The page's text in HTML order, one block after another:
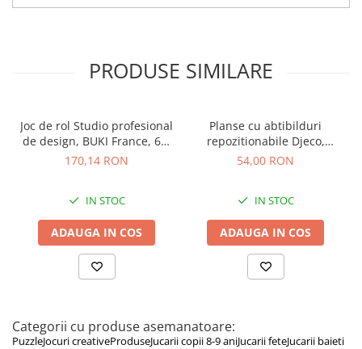
Specificații:
Material puzzle: carton gros
Ramă pentru tablou: 15 x 20 cm
Cărticică cu instrucțiuni pas cu pas
Dimensiuni produs: 21,0 x 27,0 x 10,0 cm
PRODUSE SIMILARE
Joc de rol Studio profesional
de design, BUKI France, 6-7
ani +
170,14 RON
IN STOC
ADAUGA IN COS
Planse cu abtibilduri
repozitionabile Djeco,
Invatam ce facem acasa, 1-2
54,00 RON
IN STOC
ADAUGA IN COS
Categorii cu produse asemanatoare:
PuzzleJocuri creativeProduseJucarii copii 8-9 aniJucarii feteJucarii baieti